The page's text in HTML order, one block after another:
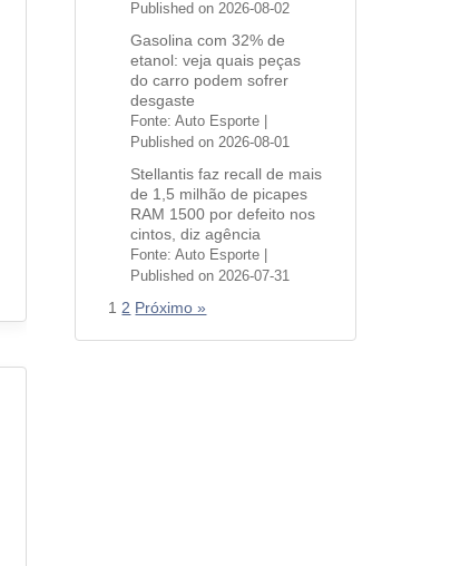
Published on 2026-08-02
Gasolina com 32% de
etanol: veja quais peças
do carro podem sofrer
desgaste
Fonte: Auto Esporte
Published on 2026-08-01
Stellantis faz recall de mais
de 1,5 milhão de picapes
RAM 1500 por defeito nos
cintos, diz agência
Fonte: Auto Esporte
Published on 2026-07-31
1 2 Próximo »